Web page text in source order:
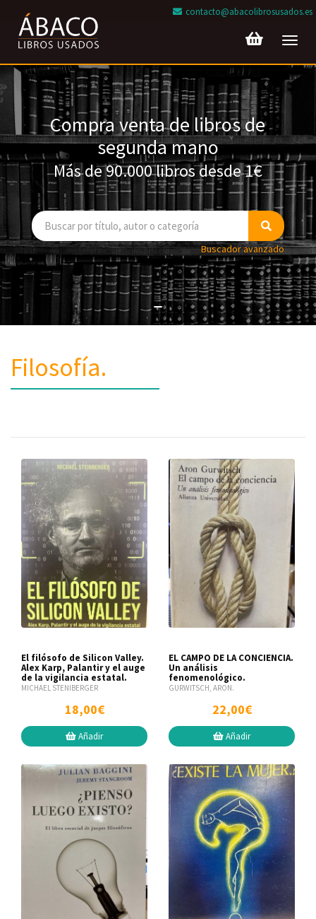
contacto@abacolibrosusados.es
Compra venta de libros de
segunda mano
Más de 90.000 libros desde 1€
Buscador avanzado
Filosofía.
El filósofo de Silicon Valley.
Alex Karp, Palantir y el auge
de la vigilancia estatal.
MICHAEL STENIBERGER
18,00€
Añadir
EL CAMPO DE LA CONCIENCIA.
Un análisis
fenomenológico.
GURWITSCH, ARON.
22,00€
Añadir